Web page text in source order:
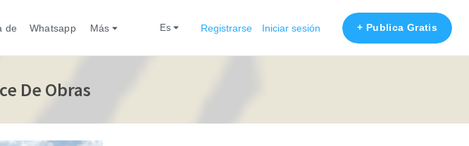
de Whatsapp Más es Registrarse Iniciar sesión + Publica Gratis
De Obras